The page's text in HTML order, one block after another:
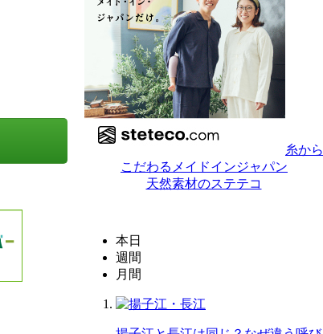
糸から
こだわるメイドインジャパン
天然素材のステテコ
本日
週間
月間